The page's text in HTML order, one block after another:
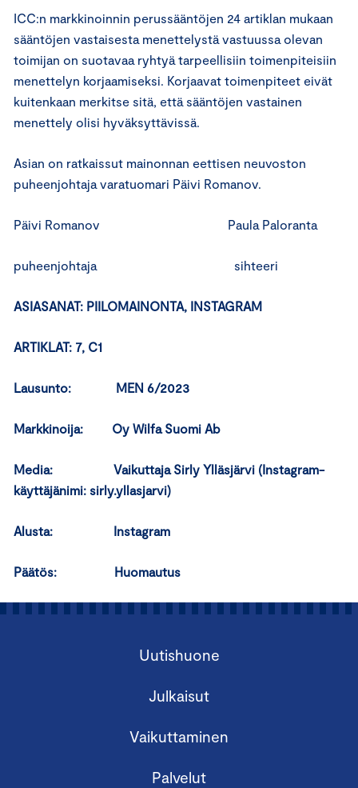
ICC:n markkinoinnin perussääntöjen 24 artiklan mukaan
sääntöjen vastaisesta menettelystä vastuussa olevan
toimijan on suotavaa ryhtyä tarpeellisiin toimenpiteisiin
menettelyn korjaamiseksi. Korjaavat toimenpiteet eivät
kuitenkaan merkitse sitä, että sääntöjen vastainen
menettely olisi hyväksyttävissä.
Asian on ratkaissut mainonnan eettisen neuvoston
puheenjohtaja varatuomari Päivi Romanov.
Päivi Romanov Paula Paloranta
puheenjohtaja sihteeri
ASIASANAT: PIILOMAINONTA, INSTAGRAM
ARTIKLAT: 7, C1
Lausunto: MEN 6/2023
Markkinoija: Oy Wilfa Suomi Ab
Media: Vaikuttaja Sirly Ylläsjärvi (Instagram-
käyttäjänimi: sirly.yllasjarvi)
Alusta: Instagram
Päätös: Huomautus
Uutishuone
Julkaisut
Vaikuttaminen
Palvelut